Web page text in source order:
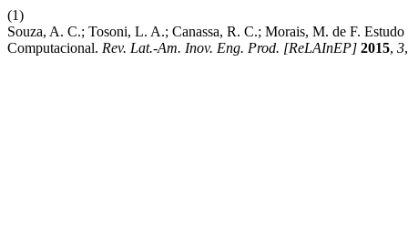
(1)
Souza, A. C.; Tosoni, L. A.; Canassa, R. C.; Morais, M. de F.
Computacional. Rev. Lat.-Am. Inov. Eng. Prod. [ReLAInEP] 2015, 3